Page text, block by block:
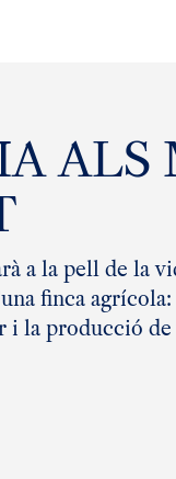
a la pell de la
finca
i la producció